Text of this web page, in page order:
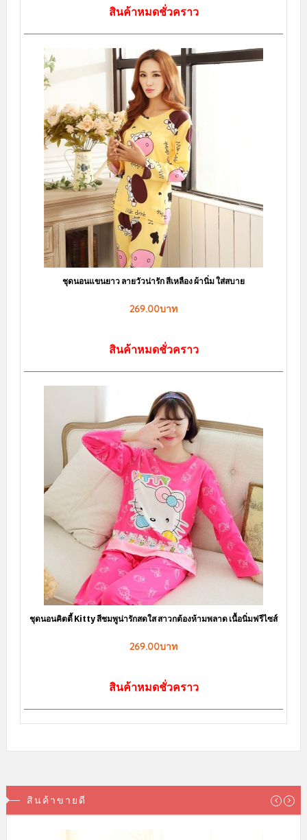
สินค้าหมดชั่วคราว
ชุดนอนแขนยาว ลายวัวน่ารัก สีเหลือง ผ้านิ่ม ใส่สบาย
269.00บาท
สินค้าหมดชั่วคราว
ชุดนอนคิตตี้ Kitty สีชมพูน่ารักสดใส สาวกต้องห้ามพลาด เนื้อนิ่มฟรีไซส์
269.00บาท
สินค้าหมดชั่วคราว
สินค้าขายดี